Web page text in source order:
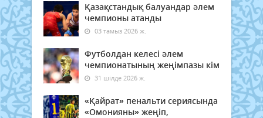
Қазақстандық балуандар әлем
чемпионы атанды
03 тамыз 2026 ж.
Футболдан келесі әлем
чемпионатының жеңімпазы кім
31 шілде 2026 ж.
«Қайрат» пенальти сериясында
«Омонияны» жеңіп,